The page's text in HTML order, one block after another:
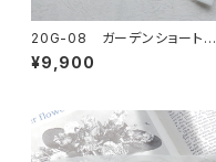
20G-08 ガーデンショートグ
ローブ
¥9,900